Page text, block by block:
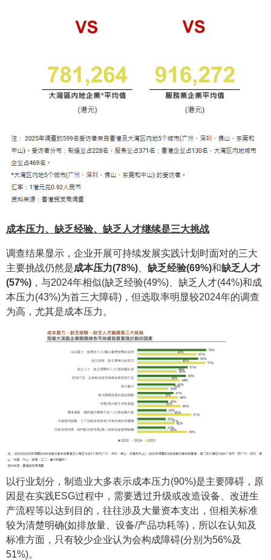
成本压力、缺乏经验、缺乏人才继续是三大挑战
调查结果显示，企业开展可持续发展实践计划时面对的三大
主要挑战仍然是成本压力(78%) 缺乏经验(69%)和缺乏人才
(57%) ，与2024年相似(缺乏经验(49%)、缺乏人才(44%)和成
本压力(43%)为首三大障碍)，但选取率明显较2024年的调查
为高，尤其是成本压力。
以行业划分，制造业大多表示成本压力(90%)是主要障碍，原
因是在实践ESG过程中，需要透过升级或改造设备、改进生
产流程等以达到目的，往往涉及大量资本支出，但相关标准
较为清楚明确(如排放量、设备/产品功耗等)，所以在认知及
标准方面，只有较少企业认为会构成障碍(分别为56%及
51%)。